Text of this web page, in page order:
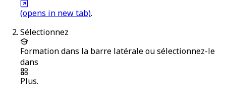
(opens in new tab).
Sélectionnez
Formationdans la barre latérale ou sélectionnez-le
dans
Plus.